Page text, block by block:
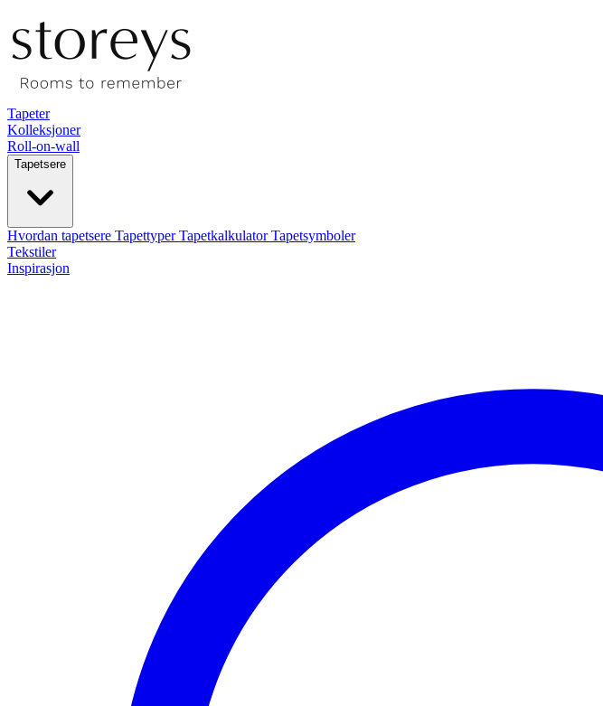
Tapeter
Kolleksjoner
Roll-on-wall
Tapetsere
Hvordan tapetsere TapettyperTapetkalkulatorTapetsymboler
Tekstiler
Inspirasjon